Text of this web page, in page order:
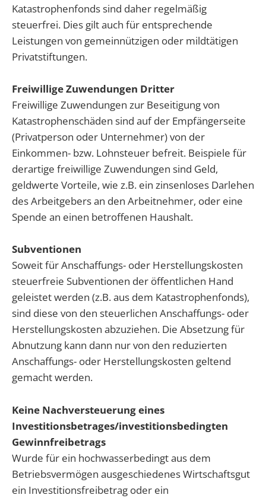
Katastrophenfonds sind daher regelmäßig
steuerfrei. Dies gilt auch für entsprechende
Leistungen von gemeinnützigen oder mildtätigen
Privatstiftungen.
Freiwillige Zuwendungen Dritter
Freiwillige Zuwendungen zur Beseitigung von
Katastrophenschäden sind auf der Empfängerseite
(Privatperson oder Unternehmer) von der
Einkommen- bzw. Lohnsteuer befreit. Beispiele für
derartige freiwillige Zuwendungen sind Geld,
geldwerte Vorteile, wie z.B. ein zinsenloses Darlehen
des Arbeitgebers an den Arbeitnehmer, oder eine
Spende an einen betroffenen Haushalt.
Subventionen
Soweit für Anschaffungs- oder Herstellungskosten
steuerfreie Subventionen der öffentlichen Hand
geleistet werden (z.B. aus dem Katastrophenfonds),
sind diese von den steuerlichen Anschaffungs- oder
Herstellungskosten abzuziehen. Die Absetzung für
Abnutzung kann dann nur von den reduzierten
Anschaffungs- oder Herstellungskosten geltend
gemacht werden.
Keine Nachversteuerung eines
Investitionsbetrages/investitionsbedingten
Gewinnfreibetrags
Wurde für ein hochwasserbedingt aus dem
Betriebsvermögen ausgeschiedenes Wirtschaftsgut
ein Investitionsfreibetrag oder ein